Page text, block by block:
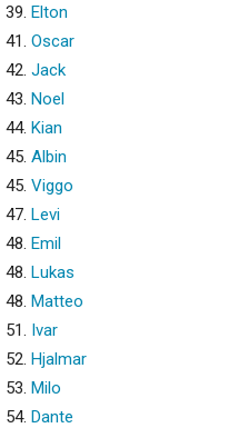
39. Elton
41. Oscar
42. Jack
43. Noel
44. Kian
45. Albin
45. Viggo
47. Levi
48. Emil
48. Lukas
48. Matteo
51. Ivar
52. Hjalmar
53. Milo
54. Dante